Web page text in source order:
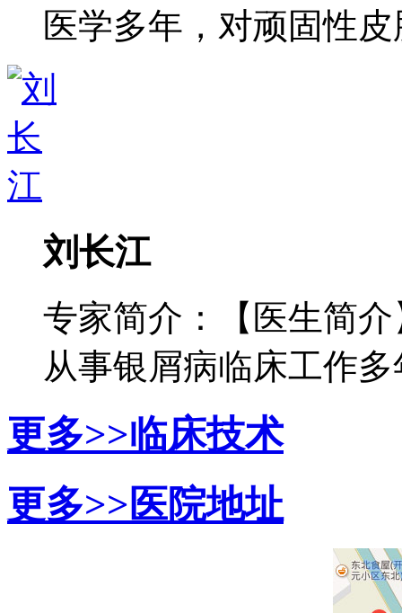
医学多年，对顽固性皮
刘长江
专家简介：【医生简
从事银屑病临床工作多
更多>>临床技术
更多>>医院地址